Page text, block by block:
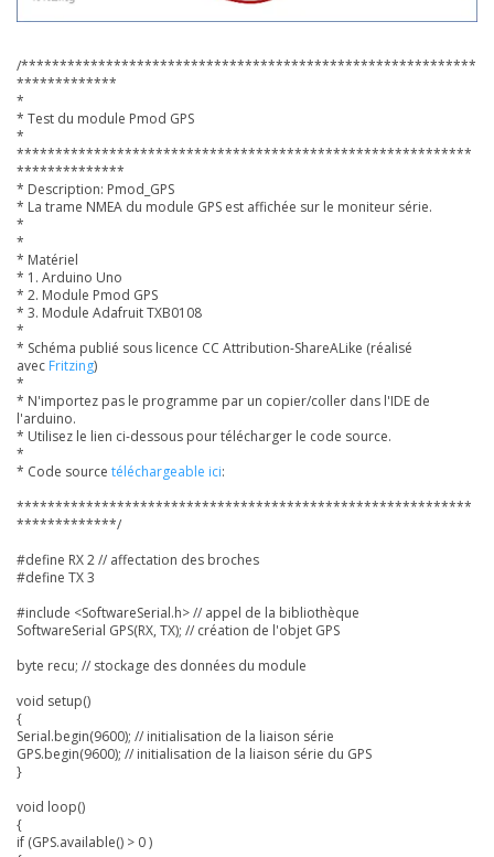
/***********************************************************
*************
*
* Test du module Pmod GPS
*
***********************************************************
**************
* Description: Pmod_GPS
* La trame NMEA du module GPS est affichée sur le moniteur série.
*
*
* Matériel
* 1. Arduino Uno
* 2. Module Pmod GPS
* 3. Module Adafruit TXB0108
*
* Schéma publié sous licence CC Attribution-ShareALike (réalisé
avec Fritzing)
*
* N'importez pas le programme par un copier/coller dans l'IDE de
l'arduino.
* Utilisez le lien ci-dessous pour télécharger le code source.
*
* Code source téléchargeable ici:
***********************************************************
*************/
#define RX 2 // affectation des broches
#define TX 3
#include <SoftwareSerial.h> // appel de la bibliothèque
SoftwareSerial GPS(RX, TX); // création de l'objet GPS
byte recu; // stockage des données du module
void setup()
{
Serial.begin(9600); // initialisation de la liaison série
GPS.begin(9600); // initialisation de la liaison série du GPS
}
void loop()
{
if (GPS.available() > 0 )